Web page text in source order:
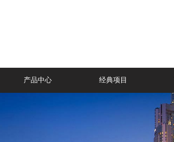
产品中心 经典项目